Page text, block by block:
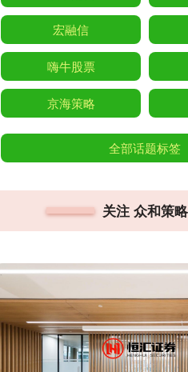
宏融信
嗨牛股票
京海策略
全部话题标签
关注 众和策略